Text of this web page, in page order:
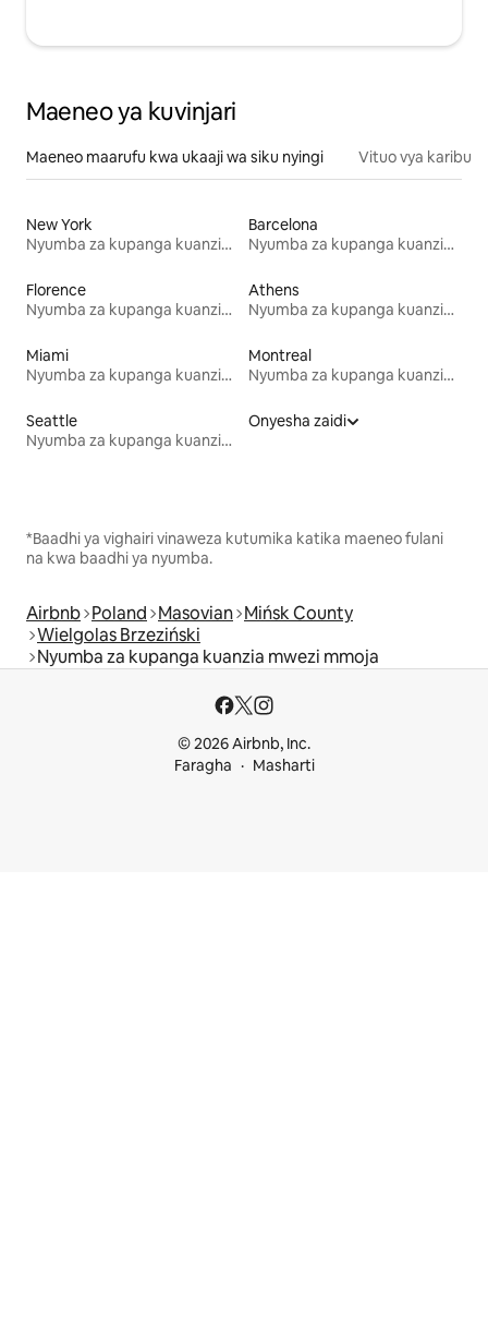
Maeneo ya kuvinjari
Maeneo maarufu kwa ukaaji wa siku nyingi Vituo vya karibu
New York
Nyumba za kupanga kuanzia mwezi mmoja
Barcelona
Nyumba za kupanga kuanzia mwezi mmoja
Florence
Nyumba za kupanga kuanzia mwezi mmoja
Athens
Nyumba za kupanga kuanzia mwezi mmoja
Miami
Nyumba za kupanga kuanzia mwezi mmoja
Montreal
Nyumba za kupanga kuanzia mwezi mmoja
Seattle
Nyumba za kupanga kuanzia mwezi mmoja
Onyesha zaidi
*Baadhi ya vighairi vinaweza kutumika katika maeneo fulani
na kwa baadhi ya nyumba.
Airbnb Poland Masovian Mińsk County
Wielgolas Brzeziński
Nyumba za kupanga kuanzia mwezi mmoja
© 2026 Airbnb, Inc.
Faragha
Masharti